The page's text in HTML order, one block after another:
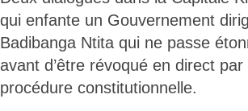
qui enfante un Gouvernement
Badibanga Ntita qui ne passe
avant d’être révoqué en direct
procédure constitutionnelle.